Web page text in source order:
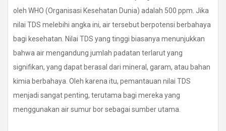
oleh WHO (Organisasi Kesehatan Dunia) adalah 500 ppm. Jika
nilai TDS melebihi angka ini, air tersebut berpotensi berbahaya
bagi kesehatan. Nilai TDS yang tinggi biasanya menunjukkan
bahwa air mengandung jumlah padatan terlarut yang
signifikan, yang dapat berasal dari mineral, garam, atau bahan
kimia berbahaya. Oleh karena itu, pemantauan nilai TDS
menjadi sangat penting, terutama bagi mereka yang
menggunakan air sumur bor sebagai sumber utama.